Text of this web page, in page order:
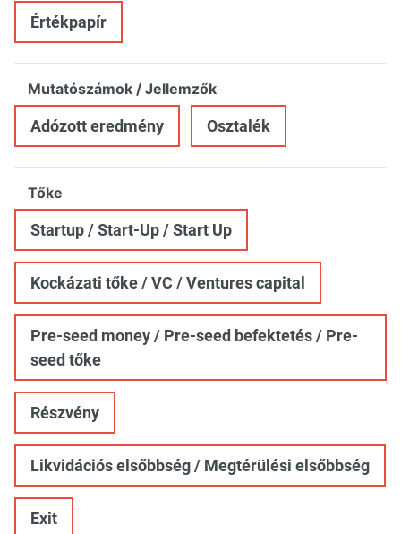
Értékpapír
Mutatószámok / Jellemzők
Adózott eredmény Osztalék
Tőke
Startup / Start-Up / Start Up
Kockázati tőke / VC / Ventures capital
Pre-seed money / Pre-seed befektetés / Pre-
seed tőke
Részvény
Likvidációs elsőbbség / Megtérülési elsőbbség
Exit